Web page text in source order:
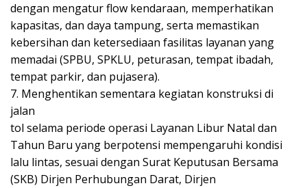
dengan mengatur flow kendaraan, memperhatikan
kapasitas, dan daya tampung, serta memastikan
kebersihan dan ketersediaan fasilitas layanan yang
memadai (SPBU, SPKLU, peturasan, tempat ibadah,
tempat parkir, dan pujasera).
7. Menghentikan sementara kegiatan konstruksi di
jalan
tol selama periode operasi Layanan Libur Natal dan
Tahun Baru yang berpotensi mempengaruhi kondisi
lalu lintas, sesuai dengan Surat Keputusan Bersama
(SKB) Dirjen Perhubungan Darat, Dirjen